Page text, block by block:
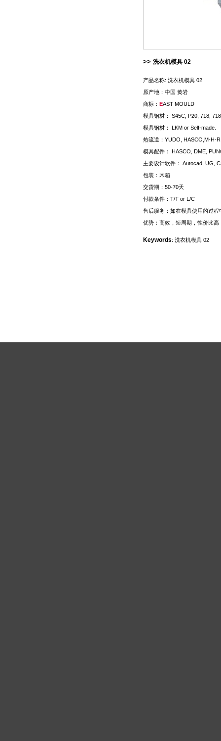
>> 洗衣机模具 02
产品名称: 洗衣机模具 02
原产地：中国 黄岩
商标： EAST MOULD
模具钢材： S45C, P20, 718,
模具钢材： LKM or Self-made.
热流道：YUDO, HASCO,M-H-
模具配件： HASCO, DME,
主要设计软件： Autocad, UG,
包装：木箱
交货期：50-70天
付款条件：T/T or L/C
售后服务：如在模具使用的过
优势：高效，短周期，性价比高
Keywords: 洗衣机模具 02